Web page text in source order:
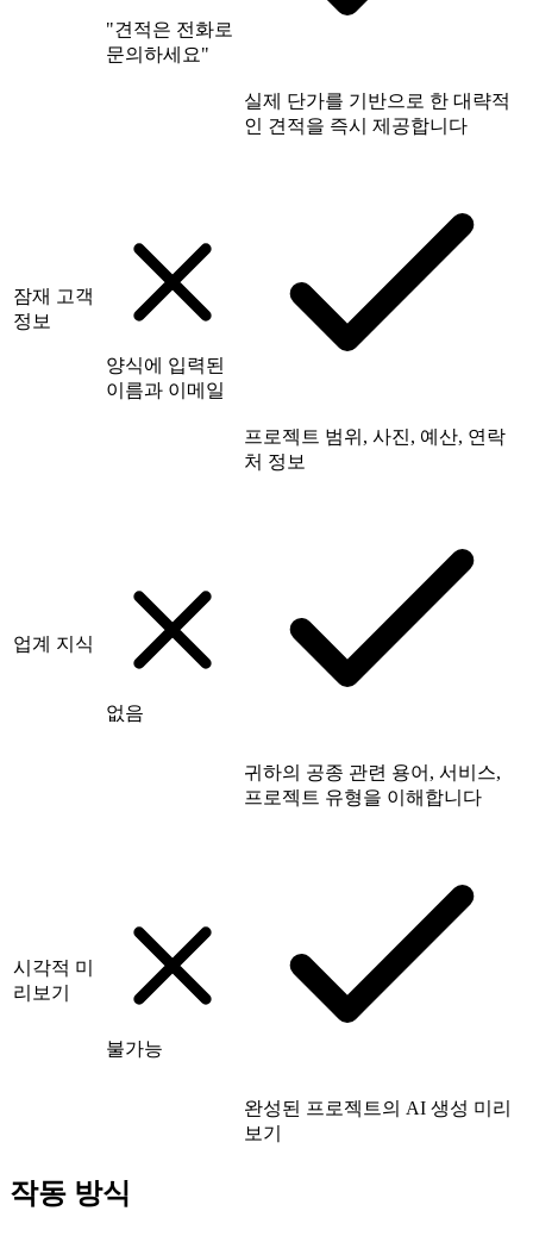
"견적은 전화로
문의하세요"
실제 단가를 기반으로 한 대략적
인 견적을 즉시 제공합니다
잠재 고객
정보
양식에 입력된
이름과 이메일
프로젝트 범위, 사진, 예산, 연락
처 정보
업계 지식
없음
귀하의 공종 관련 용어, 서비스,
프로젝트 유형을 이해합니다
시각적 미
리보기
불가능
완성된 프로젝트의 AI 생성 미리
보기
작동 방식